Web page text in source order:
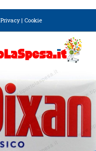
Privacy| Cookie